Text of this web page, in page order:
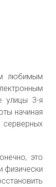
любимым
улицы 3-я
начиная
это
физически